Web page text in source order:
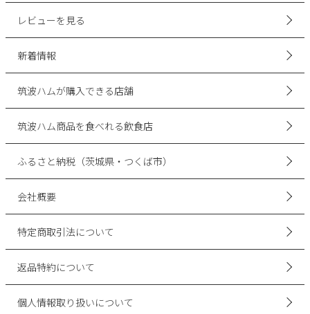
レビューを見る
新着情報
筑波ハムが購入できる店舗
筑波ハム商品を食べれる飲食店
ふるさと納税（茨城県・つくば市）
会社概要
特定商取引法について
返品特約について
個人情報取り扱いについて